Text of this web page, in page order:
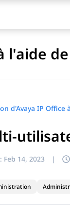
l'aide
Feb 14, 2023 |